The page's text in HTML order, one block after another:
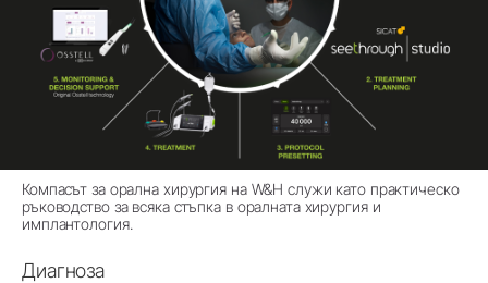
Компасът за орална хирургия на W&H служи като практическо
ръководство за всяка стъпка в оралната хирургия и
имплантология.
Диагноза